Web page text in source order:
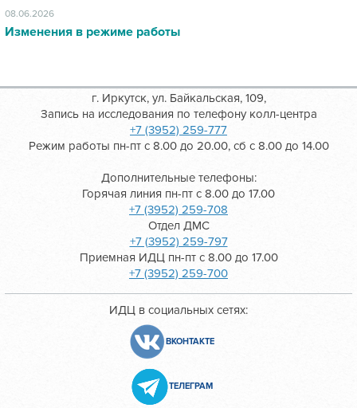
08.06.2026
Изменения в режиме работы
г. Иркутск, ул. Байкальская, 109,
Запись на исследования по телефону колл-центра
+7 (3952) 259-777
Режим работы пн-пт с 8.00 до 20.00, сб с 8.00 до 14.00
Дополнительные телефоны:
Горячая линия пн-пт с 8.00 до 17.00
+7 (3952) 259-708
Отдел ДМС
+7 (3952) 259-797
Приемная ИДЦ пн-пт с 8.00 до 17.00
+7 (3952) 259-700
ИДЦ в социальных сетях:
ВКОНТАКТЕ
ТЕЛЕГРАМ